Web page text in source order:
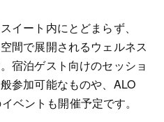
イート内にとどまらず、
間で展開されるウェルネス
宿泊ゲスト向けのセッショ
参加可能なものや、ALO
ベントも開催予定です。